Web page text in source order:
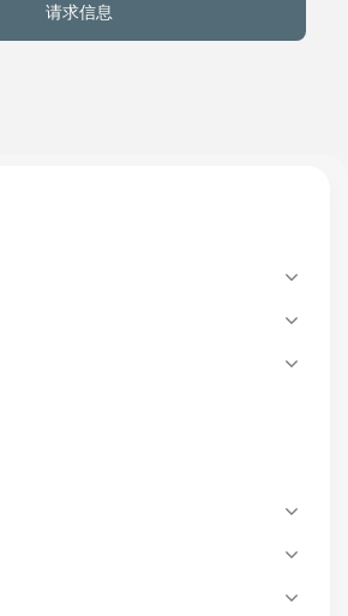
关于我们
请求信息